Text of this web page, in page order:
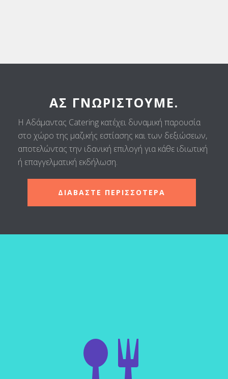
ΑΣ ΓΝΩΡΙΣΤΟΎΜΕ.
Η Αδάμαντας Catering κατέχει δυναμική παρουσία
στο χώρο της μαζικής εστίασης και των δεξιώσεων,
αποτελώντας την ιδανική επιλογή για κάθε ιδιωτική
ή επαγγελματική εκδήλωση.
ΔΙΑΒΑΣΤΕ ΠΕΡΙΣΣΟΤΕΡΑ